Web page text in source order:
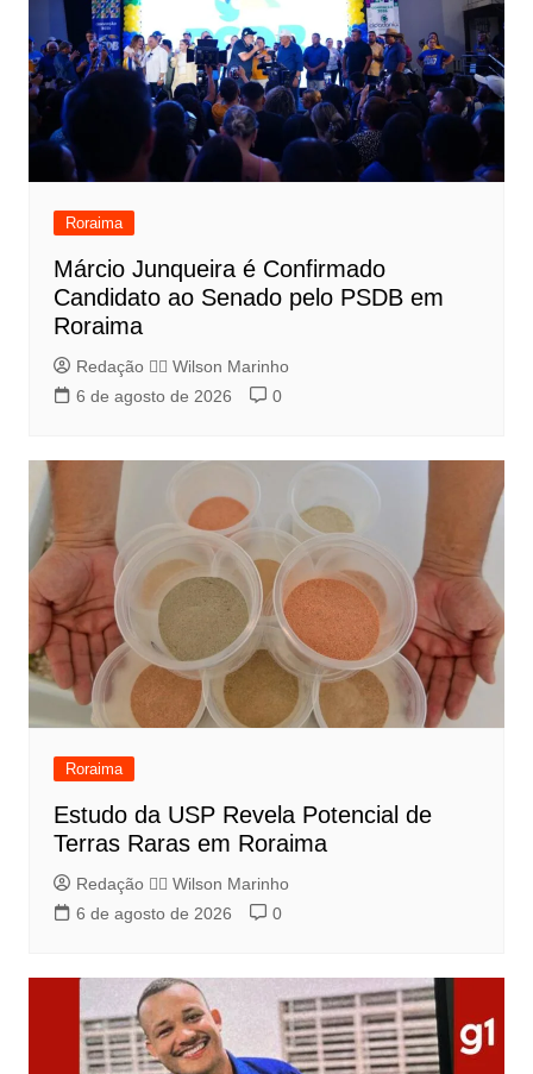
Roraima
Márcio Junqueira é Confirmado
Candidato ao Senado pelo PSDB em
Roraima
Redação 👨‍⚖️​ Wilson Marinho
6 de agosto de 2026
0
Roraima
Estudo da USP Revela Potencial de
Terras Raras em Roraima
Redação 👨‍⚖️​ Wilson Marinho
6 de agosto de 2026
0